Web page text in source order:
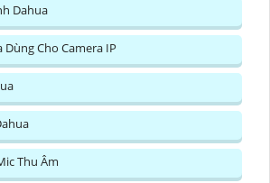
Dahua
Cho Camera IP
Thu Âm